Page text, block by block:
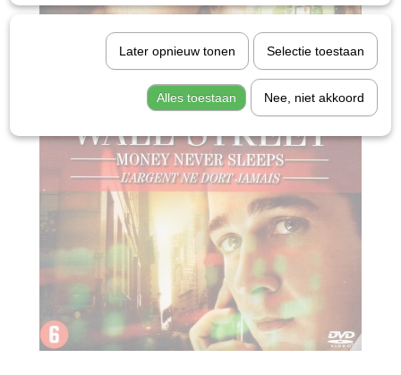
Later opnieuw tonen Selectie toestaan
Alles toestaan Nee, niet akkoord